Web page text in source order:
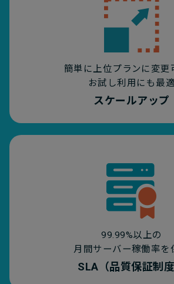
簡単に上位プランに変更
お試し利用にも最適
スケールアップ
99.99%以上の
月間サーバー稼働率を
SLA（品質保証制度